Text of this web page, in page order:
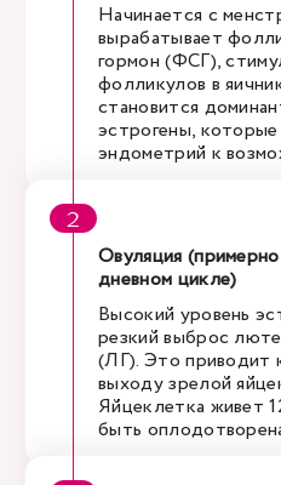
Начинается с
вырабатывает
гормон (ФСГ),
фолликулов в
становится
эстрогены,
эндометрий к
Овуляция
дневном цикле)
Высокий уровень
резкий выброс
(ЛГ). Это приводит
выходу зрелой
Яйцеклетка живет
быть